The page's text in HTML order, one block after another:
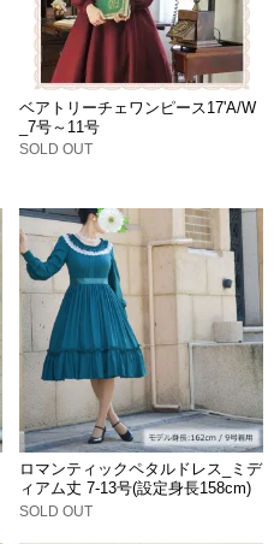
ベアトリーチェワンピース17'A/W
_7号～11号
SOLD OUT
ロマンティックペタルドレス_ミデ
ィアム丈 7-13号(設定身長158cm)
SOLD OUT